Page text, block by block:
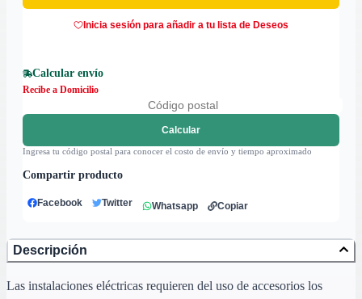
Inicia sesión para añadir a tu lista de Deseos
Calcular envío
Recibe a Domicilio
Calcular
Ingresa tu código postal para conocer el costo de envío y tiempo aproximado
Compartir producto
Facebook Twitter Whatsapp Copiar
Descripción
Las instalaciones eléctricas requieren del uso de accesorios los